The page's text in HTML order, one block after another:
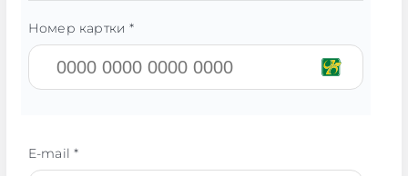
Номер картки *
E-mail *